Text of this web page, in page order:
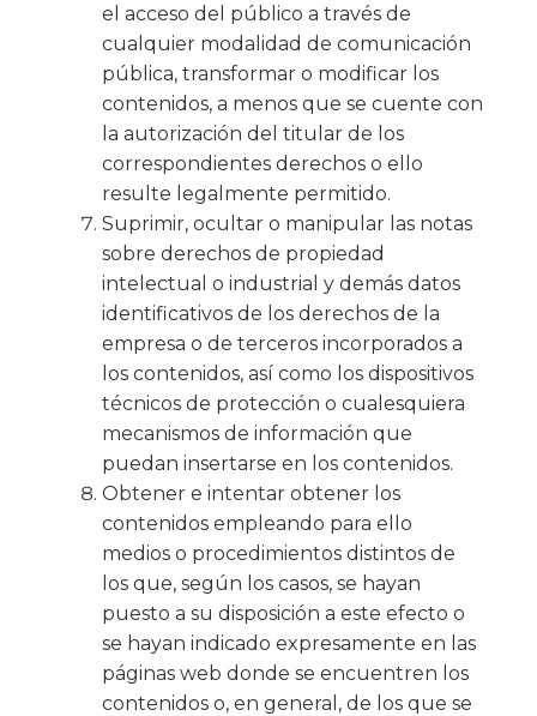
el acceso del público a través de
cualquier modalidad de comunicación
pública, transformar o modificar los
contenidos, a menos que se cuente con
la autorización del titular de los
correspondientes derechos o ello
resulte legalmente permitido.
Suprimir, ocultar o manipular las notas
sobre derechos de propiedad
intelectual o industrial y demás datos
identificativos de los derechos de la
empresa o de terceros incorporados a
los contenidos, así como los dispositivos
técnicos de protección o cualesquiera
mecanismos de información que
puedan insertarse en los contenidos.
Obtener e intentar obtener los
contenidos empleando para ello
medios o procedimientos distintos de
los que, según los casos, se hayan
puesto a su disposición a este efecto o
se hayan indicado expresamente en las
páginas web donde se encuentren los
contenidos o, en general, de los que se